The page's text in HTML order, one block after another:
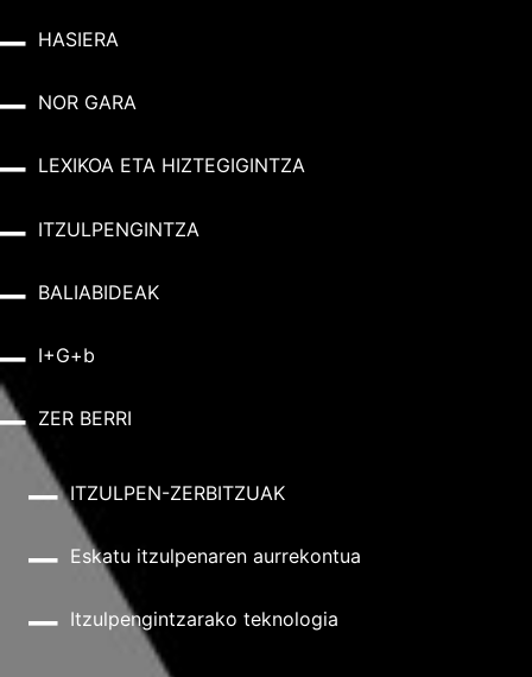
HASIERA
NOR GARA
LEXIKOA ETA HIZTEGIGINTZA
ITZULPENGINTZA
BALIABIDEAK
I+G+b
ZER BERRI
ITZULPEN-ZERBITZUAK
Eskatu itzulpenaren aurrekontua
Itzulpengintzarako teknologia